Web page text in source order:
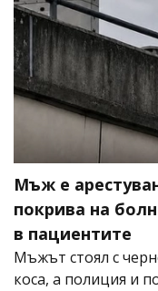
Мъж е
покрива на
в пациентите
Мъжът стоял с
коса, а полиция и